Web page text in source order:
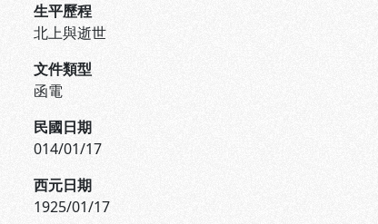
生平歷程
北上與逝世
文件類型
函電
民國日期
014/01/17
西元日期
1925/01/17